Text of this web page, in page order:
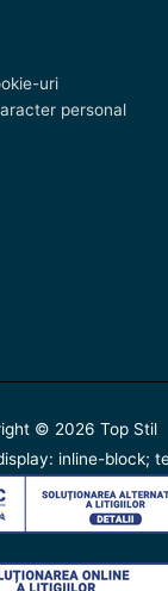
uri
personal
© 2026 Top Stil
inline-block;